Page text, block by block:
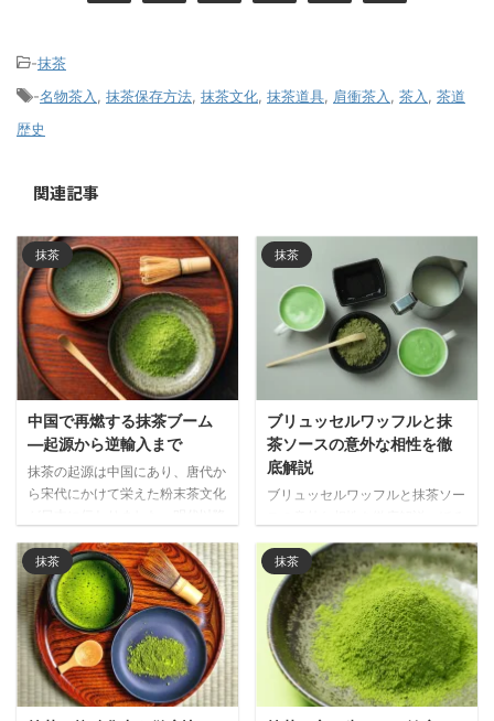
-抹茶
-名物茶入 抹茶保存方法 抹茶文化 抹茶道具 肩衝茶入 茶入
茶道
歴史
関連記事
抹茶
中国で再燃する抹茶ブーム
―起源から逆輸入まで
抹茶の起源は中国にあり、唐代か
ら宋代にかけて栄えた粉末茶文化
では日本経由で再び注目される興
味深い歴史と文化の循環を解説し
ます。
抹茶
ブリュッセルワッフルと抹
茶ソースの意外な相性を徹
底解説
ブリュッセルワッフルと抹茶ソー
苦い抹茶が濃厚な甘さを引き締
め、世界で注目される和洋折衷の
新しい味わいの魅力をご紹介しま
す。
抹茶 抹茶